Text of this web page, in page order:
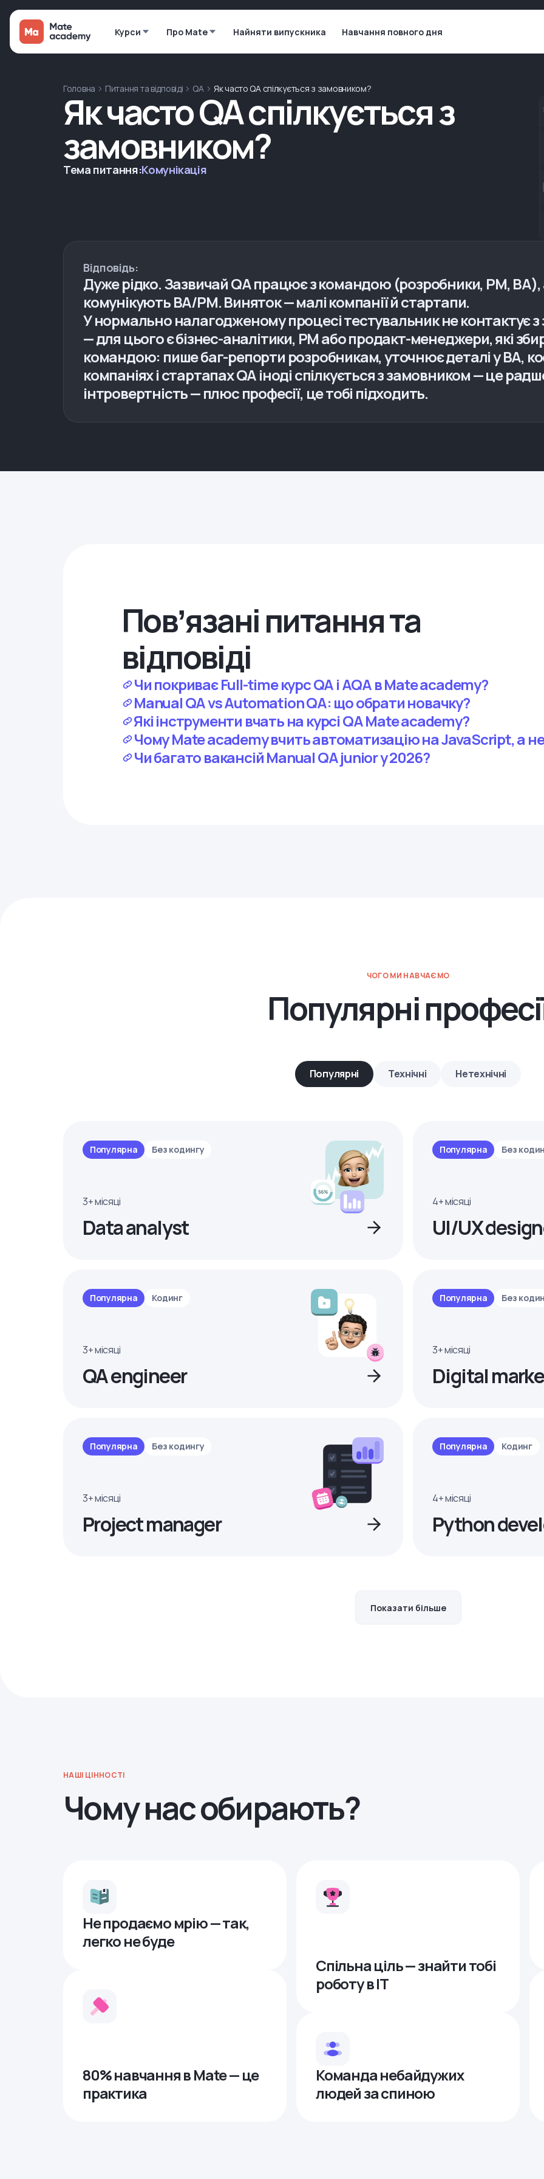
Курси Про Mate Найняти випускника Навчання повного дня
Головна Питання та відповіді QA Як часто QA спілкується з замовником?
Як часто QA спілкується з
замовником?
Тема питання:Комунікація
Відповідь:
Дуже рідко. Зазвичай QA працює з командою (розробники, PM,
комунікують BA/PM. Виняток — малі компанії й стартапи.
У нормально налагодженому процесі тестувальник не контактує
— для цього є бізнес-аналітики, PM або продакт-менеджери, які
командою: пише баг-репорти розробникам, уточнює деталі у BA,
компаніях і стартапах QA іноді спілкується з замовником — це
інтровертність — плюс професії, це тобі підходить.
Повʼязані питання та
відповіді
Чи покриває Full-time курс QA і AQA в Mate academy?
Manual QA vs Automation QA: що обрати новачку?
Які інструменти вчать на курсі QA Mate academy?
Чому Mate academy вчить автоматизацію на JavaScript, а
Чи багато вакансій Manual QA junior у 2026?
ЧОГО МИ НАВЧАЄМО
Популярні
Популярні Технічні Нетехнічні
Популярна Без кодингу
3+ місяці
Data analyst
Популярна Без
4+ місяці
UI/UX
Популярна Кодинг
3+ місяці
QA engineer
Популярна Без
3+ місяці
Digital
Популярна Без кодингу
3+ місяці
Project manager
Популярна Кодинг
4+ місяці
Python
Показати більше
НАШІ ЦІННОСТІ
Чому нас обирають?
Не продаємо мрію — так,
легко не буде
80% навчання в Mate — це
практика
Спільна ціль — знайти тобі
роботу в ІТ
Команда небайдужих
людей за спиною